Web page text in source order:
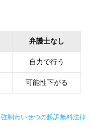
弁護士なし
自力で行う
可能性下がる
強制わいせつの起訴無料法律